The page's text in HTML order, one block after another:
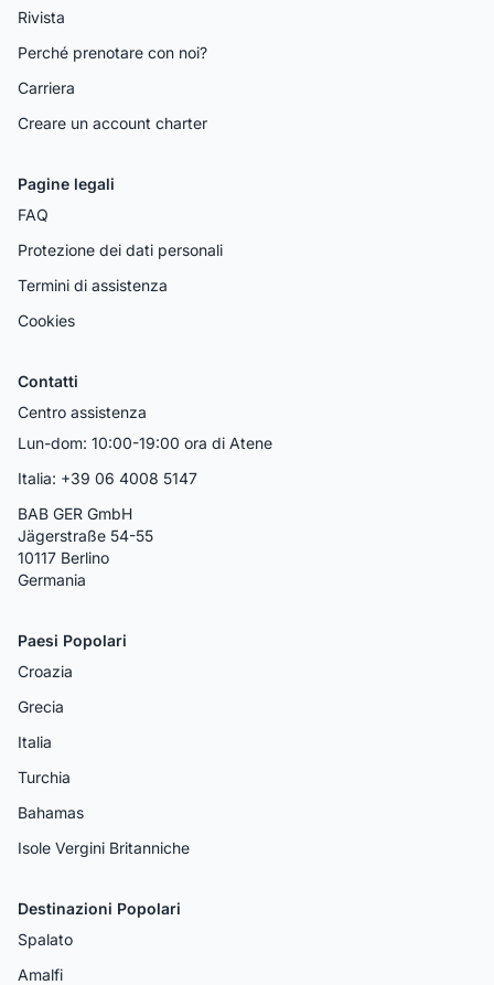
Rivista
Perché prenotare con noi?
Carriera
Creare un account charter
Pagine legali
FAQ
Protezione dei dati personali
Termini di assistenza
Cookies
Contatti
Centro assistenza
Lun-dom: 10:00-19:00 ora di Atene
Italia: +39 06 4008 5147
BAB GER GmbH
Jägerstraße 54-55
10117 Berlino
Germania
Paesi Popolari
Croazia
Grecia
Italia
Turchia
Bahamas
Isole Vergini Britanniche
Destinazioni Popolari
Spalato
Amalfi